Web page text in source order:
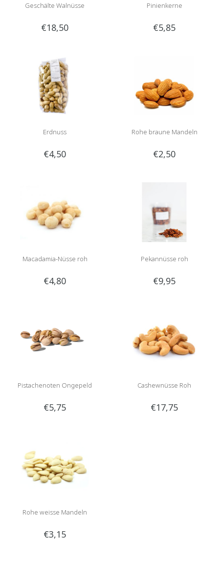
Geschälte Walnüsse
€18,50
Pinienkerne
€5,85
Erdnuss
€4,50
Rohe braune Mandeln
€2,50
Macadamia-Nüsse roh
€4,80
Pekannüsse roh
€9,95
Pistachenoten Ongepeld
€5,75
Cashewnüsse Roh
€17,75
Rohe weisse Mandeln
€3,15